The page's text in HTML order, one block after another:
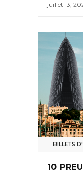
juillet 13,
BILLETS
10